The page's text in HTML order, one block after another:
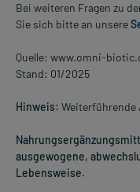
Bei weiteren Fragen zu
Sie sich bitte an unsere
Quelle: www.omni-
Stand: 01/2025
Hinweis: Weiterführende
ausgewogene,
Lebensweise.